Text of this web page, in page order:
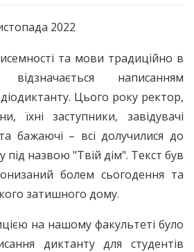
2022
та мови традиційно в
написанням
Цього року ректор,
їхні заступники, завідувачі
бажаючі – всі долучилися до
під назвою "Твій дім". Текст був
болем сьогодення та
затишного дому.
на нашому факультеті було
диктанту для студентів